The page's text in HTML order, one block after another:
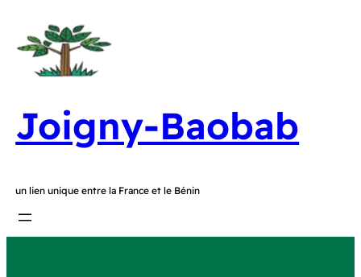
Joigny-Baobab
un lien unique entre la France et le Bénin